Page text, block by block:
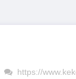
https://